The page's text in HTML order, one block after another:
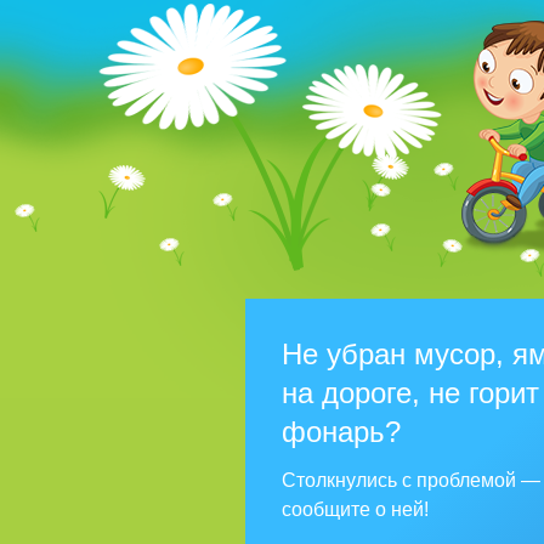
Не убран мусор,
на дороге, не горит
фонарь?
Столкнулись с проблемой —
сообщите о ней!